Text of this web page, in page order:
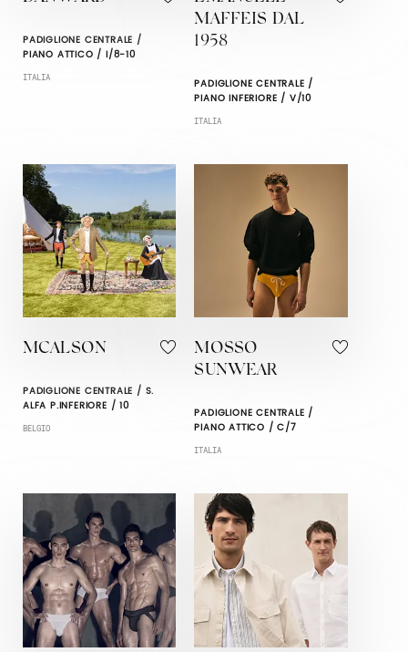
PADIGLIONE CENTRALE /
PIANO ATTICO / I/8-10
ITALIA
MAFFEIS DAL
1958
PADIGLIONE CENTRALE /
PIANO INFERIORE / V/10
ITALIA
MCALSON
PADIGLIONE CENTRALE / S.
ALFA P.INFERIORE / 10
BELGIO
MOSSO
SUNWEAR
PADIGLIONE CENTRALE /
PIANO ATTICO / C/7
ITALIA